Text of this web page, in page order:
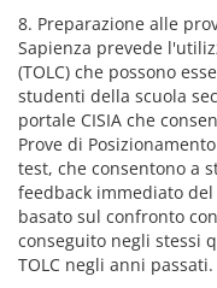
8. Preparazione alle
Sapienza prevede
(TOLC) che possono
studenti della scuola
portale CISIA che
Prove di
test, che consentono a
feedback immediato
basato sul confronto
conseguito negli stessi
TOLC negli anni passati.